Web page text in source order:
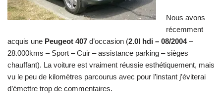
Nous avons
récemment
acquis une Peugeot 407 d’occasion (2.0l hdi – 08/2004–
28.000kms – Sport – Cuir – assistance parking – sièges
chauffant). La voiture est vraiment réussie esthétiquement, mais
vu le peu de kilomètres parcourus avec pour l’instant j’éviterai
d’émettre trop de commentaires.